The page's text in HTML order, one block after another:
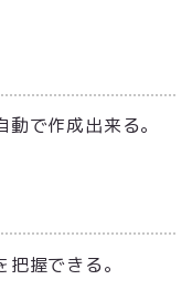
で作成出来る。
握できる。